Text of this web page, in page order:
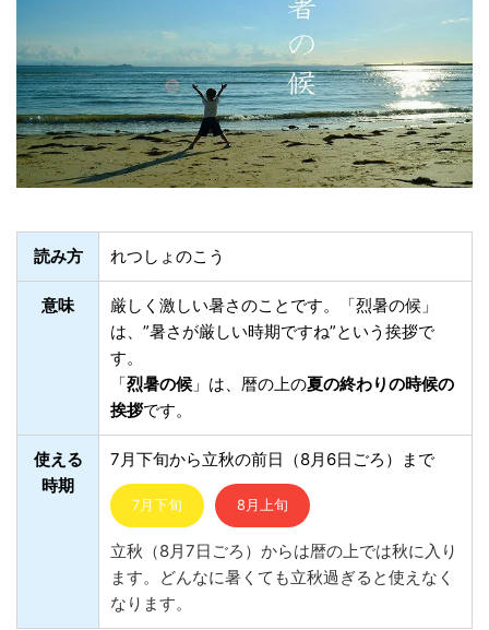
読み方 れつしょのこう
意味
厳しく激しい暑さのことです。「烈暑の候」
は、”暑さが厳しい時期ですね”という挨拶で
す。
「烈暑の候 」は、暦の上の夏の終わりの時候の
挨拶です。
使える
時期
7月下旬から立秋の前日（8月6日ごろ）まで
7月下旬 8月上旬
立秋（8月7日ごろ）からは暦の上では秋に入り
ます。どんなに暑くても立秋過ぎると使えなく
なります。